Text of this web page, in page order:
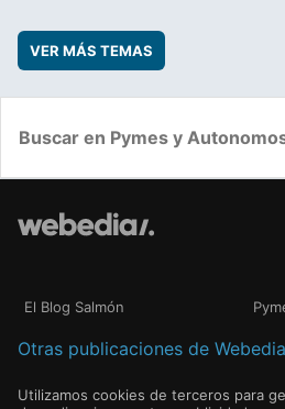
VER MÁS TEMAS
El Blog Salmón
Otras publicaciones de Webedia
Utilizamos cookies de terceros para